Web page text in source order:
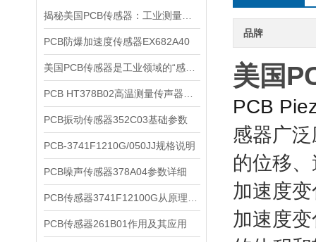
PCB防爆加速度传感器EX682A40
PCB振动传感器352C03基础参数
PCB-3741F1210G/050JJ规格说明
PCB噪声传感器378A04参数详细
PCB传感器261B01作用及其应用
品牌
美国
PCB
感器广
的位移
加速度
加速度